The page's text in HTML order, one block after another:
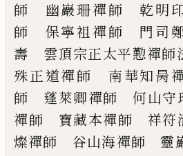
師
幽巖珊禪師 乾明
師 保寧祖禪師 門司
壽 雲頂宗正太平懃禪師
殊正道禪師 南華知昺
師 蓬萊卿禪師 何山守
禪師 寶藏本禪師 祥符
燦禪師 谷山海禪師 靈